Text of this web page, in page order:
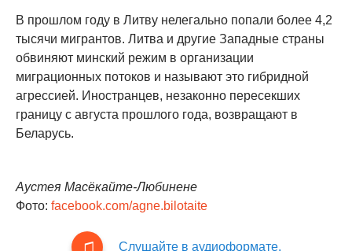
В прошлом году в Литву нелегально попали более 4,2
тысячи мигрантов. Литва и другие Западные страны
обвиняют минский режим в организации
миграционных потоков и называют это гибридной
агрессией. Иностранцев, незаконно пересекших
границу с августа прошлого года, возвращают в
Беларусь.
Аустея Масёкайте-Любинене
Фото: facebook.com/agne.bilotaite
Слушайте в аудиоформате.